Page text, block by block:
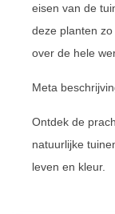
eisen van de
deze planten
over de hele
Meta
Ontdek de
natuurlijke
leven en kleur.